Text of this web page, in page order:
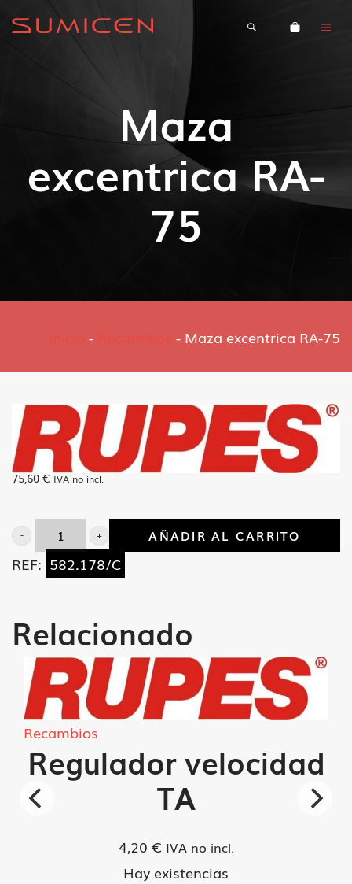
Maza
excentrica RA-
75
- - Maza excentrica RA-75
75,60 € IVA no incl.
Maza
excentrica
cantidad
AÑADIR AL CARRITO
REF: 582.178/C
Relacionado
Recambios
Regulador velocidad
TA
4,20 € IVA no incl.
Hay existencias